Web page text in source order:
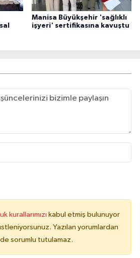
Manisa Büyükşehir 'sağlıklı
işyeri' sertifikasına kavuştu
kurallarımızı kabul etmiş bulunuyor
Yazılan yorumlardan
sorumlu tutulamaz.